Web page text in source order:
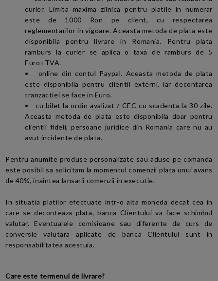
curier. Limita maxima zilnica pentru platile in numerar
este de 1000 Ron pe client, cu respectarea
reglementarilor in vigoare.Aceasta metoda de plata este
disponibila pentru livrare in Romania. Pentru plata
ramburs la curier se aplica o taxa de ramburs de 5
Euro+TVA.
• online din contul Paypal. Aceasta metoda de plata
este disponibila pentru clientii externi, iar decontarea
tranzactiei se face in Euro.
• cu bilet la ordin avalizat / CEC cu scadenta la 30 zile.
Aceasta metoda de plata este disponibila doar pentru
clientii fideli, persoane juridice din Romania care nu au
avut incidente de plata.
Pentru anumite produse personalizate sau aduse pe comanda
este posibil sa solicitam la momentul comenzii plata unui avans
de 40%, inaintea lansarii comenzii in executie.
In situatia platilor efectuate intr-o alta moneda decat cea in
care se deconteaza plata, banca Clientului va face schimbul
valutar.Eventualele comisioane sau diferente de curs de
conversie valutara aplicate de bancaClientului sunt in
responsabilitatea acestuia.
Care este termenul de livrare?